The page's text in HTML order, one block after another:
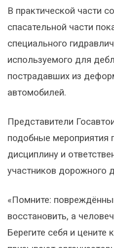
В практической части
спасательной части
специального
используемого для
пострадавших из
автомобилей.
Представители
подобные мероприятия
дисциплину и
участников дорожного
«Помните:
восстановить, а
Берегите себя и